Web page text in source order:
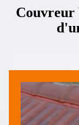
Couvreur